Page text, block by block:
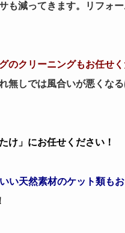
減ってきます。リフォ
のクリーニングもお任せく
無しでは風合いが悪くな
け」にお任せください！
天然素材のケット類もお